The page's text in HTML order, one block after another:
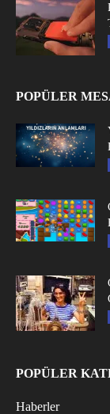
POPÜLER
POPÜLER
Haberler